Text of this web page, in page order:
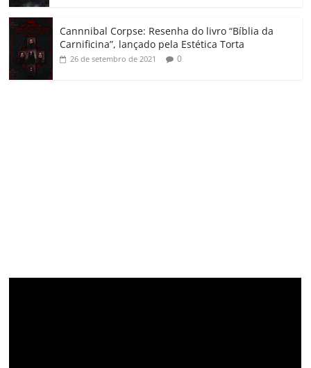
Cannnibal Corpse: Resenha do livro “Bíblia da
Carnificina”, lançado pela Estética Torta
26 de setembro de 2021 0